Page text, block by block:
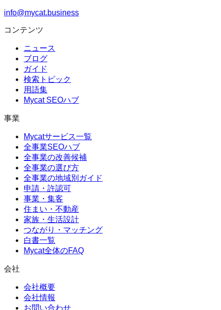
info@mycat.business
コンテンツ
ニュース
ブログ
ガイド
検索トピック
用語集
Mycat SEOハブ
事業
Mycatサービス一覧
全事業SEOハブ
全事業の改善候補
全事業の選び方
全事業の地域別ガイド
申請・許認可
事業・集客
住まい・不動産
家族・生活設計
つながり・マッチング
白書一覧
Mycat全体のFAQ
会社
会社概要
会社情報
お問い合わせ